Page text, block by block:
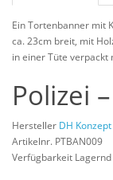
Ein Tortenbanner mit
ca. 23cm breit, mit
in einer Tüte
Polizei
Hersteller DH Konzept
Artikelnr. PTBAN009
Verfügbarkeit Lagernd